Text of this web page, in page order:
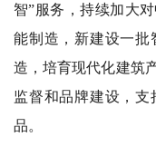
智”服务，持续加大
能制造，新建设一批
造，培育现代化建筑
监督和品牌建设，
品。